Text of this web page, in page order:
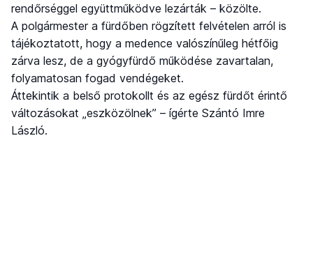
rendőrséggel együttműködve lezárták – közölte.
A polgármester a fürdőben rögzített felvételen arról is
tájékoztatott, hogy a medence valószínűleg hétfőig
zárva lesz, de a gyógyfürdő működése zavartalan,
folyamatosan fogad vendégeket.
Áttekintik a belső protokollt és az egész fürdőt érintő
változásokat „eszközölnek” – ígérte Szántó Imre
László.